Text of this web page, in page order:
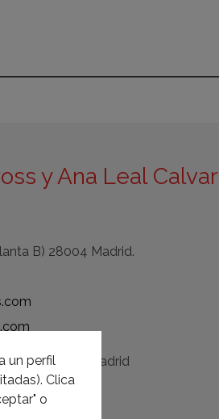
y Ana Leal Calvar
B) 28004 Madrid.
La Rozas, Madrid
un perfil
Clica
o